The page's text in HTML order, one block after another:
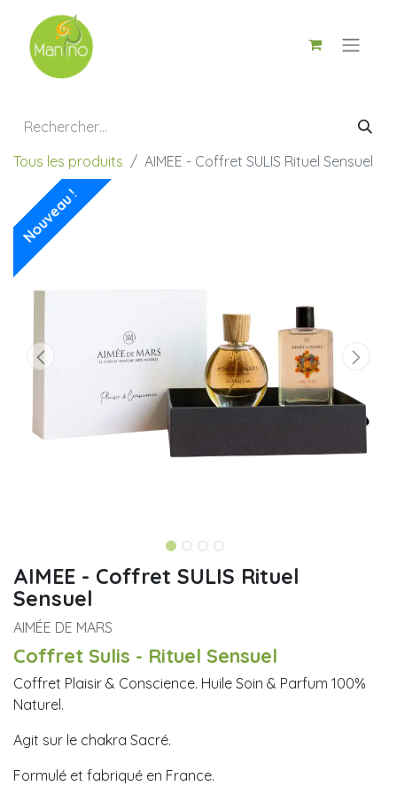
Tous les produits AIMEE - Coffret SULIS Rituel Sensuel
Nouveau !
AIMEE - Coffret SULIS Rituel
Sensuel
AIMÉE DE MARS
Coffret Sulis - Rituel Sensuel
Coffret Plaisir & Conscience. Huile Soin & Parfum 100%
Naturel.
Agit sur le chakra Sacré.
Formulé et fabriqué en France.